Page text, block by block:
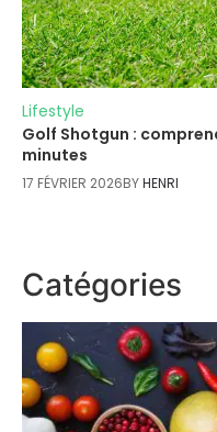
Lifestyle
Golf Shotgun :
minutes
17 FÉVRIER 2026BYHENRI
Catégories